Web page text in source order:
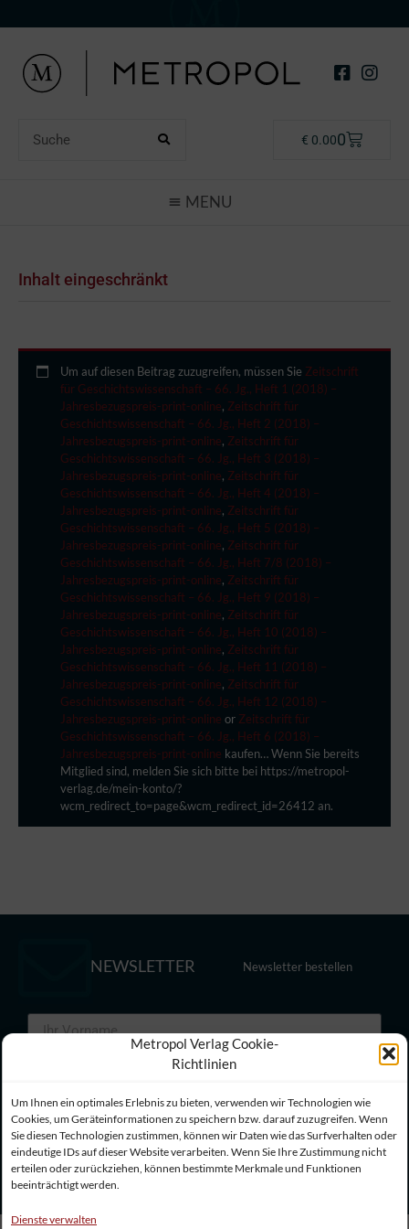
Metropol Verlag Cookie-
Richtlinien
Um Ihnen ein optimales Erlebnis zu bieten, verwenden wir Technologien wie
Cookies, um Geräteinformationen zu speichern bzw. darauf zuzugreifen. Wenn
Sie diesen Technologien zustimmen, können wir Daten wie das Surfverhalten oder
eindeutige IDs auf dieser Website verarbeiten. Wenn Sie Ihre Zustimmung nicht
erteilen oder zurückziehen, können bestimmte Merkmale und Funktionen
beeinträchtigt werden.
Dienste verwalten
€ 0.000
Inhalt eingeschränkt
Um auf diesen Beitrag zuzugreifen, müssen Sie Zeitschrift
für Geschichtswissenschaft – 66. Jg., Heft 1 (2018) –
Jahresbezugspreis-print-online, Zeitschrift für
Geschichtswissenschaft – 66. Jg., Heft 2 (2018) –
Jahresbezugspreis-print-online, Zeitschrift für
Geschichtswissenschaft – 66. Jg., Heft 3 (2018) –
Jahresbezugspreis-print-online, Zeitschrift für
Geschichtswissenschaft – 66. Jg., Heft 4 (2018) –
Jahresbezugspreis-print-online, Zeitschrift für
Geschichtswissenschaft – 66. Jg., Heft 5 (2018) –
Jahresbezugspreis-print-online, Zeitschrift für
Geschichtswissenschaft – 66. Jg., Heft 7/8 (2018) –
Jahresbezugspreis-print-online, Zeitschrift für
Geschichtswissenschaft – 66. Jg., Heft 9 (2018) –
Jahresbezugspreis-print-online, Zeitschrift für
Geschichtswissenschaft – 66. Jg., Heft 10 (2018) –
Jahresbezugspreis-print-online, Zeitschrift für
Geschichtswissenschaft – 66. Jg., Heft 11 (2018) –
Jahresbezugspreis-print-online, Zeitschrift für
Geschichtswissenschaft – 66. Jg., Heft 12 (2018) –
Jahresbezugspreis-print-online or Zeitschrift für
Geschichtswissenschaft – 66. Jg., Heft 6 (2018) –
Jahresbezugspreis-print-online kaufen… Wenn Sie bereits
Mitglied sind, melden Sie sich bitte bei https://metropol-
verlag.de/mein-konto/?
wcm_redirect_to=page&wcm_redirect_id=26412 an.
NEWSLETTER Newsletter bestellen
Abonnieren